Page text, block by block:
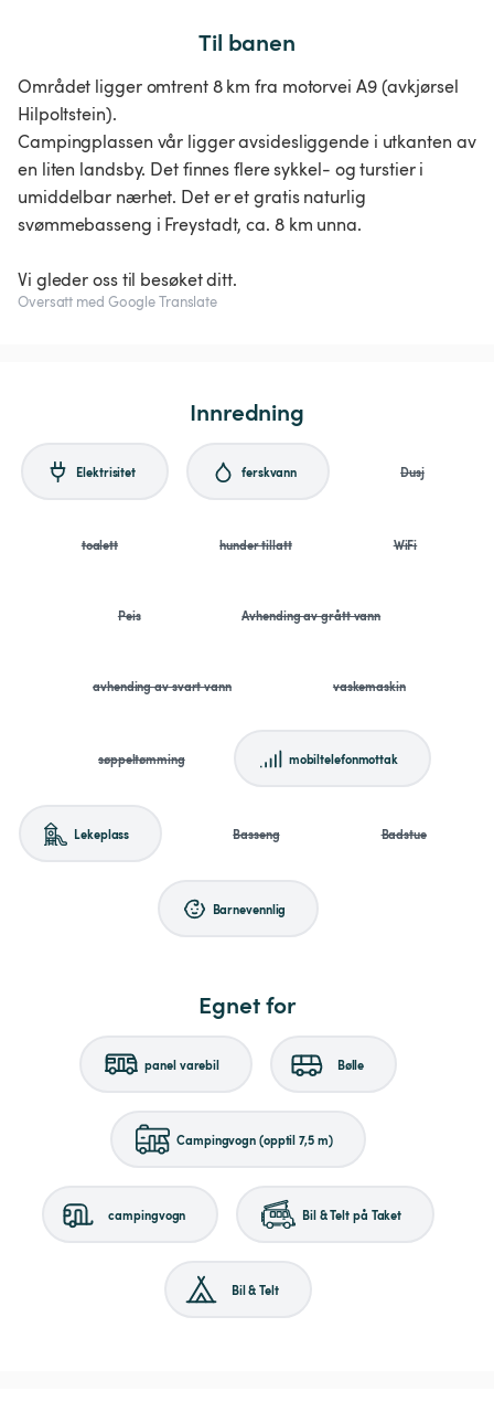
Til banen
Området ligger omtrent 8 km fra motorvei A9 (avkjørsel
Hilpoltstein).
Campingplassen vår ligger avsidesliggende i utkanten av
en liten landsby. Det finnes flere sykkel- og turstier i
umiddelbar nærhet. Det er et gratis naturlig
svømmebasseng i Freystadt, ca. 8 km unna.
Vi gleder oss til besøket ditt.
Oversatt med Google Translate
Innredning
Elektrisitet ferskvann Dusj
toalett hunder tillatt WiFi
Peis Avhending av grått vann
avhending av svart vann vaskemaskin
søppeltømming mobiltelefonmottak
Lekeplass Basseng Badstue
Barnevennlig
Egnet for
panel varebil Bølle
Campingvogn (opptil 7,5 m)
campingvogn Bil & Telt på Taket
Bil & Telt